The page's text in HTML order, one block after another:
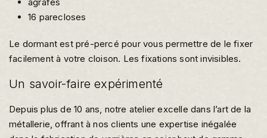
agrafes
16 parecloses
Le dormant est pré-percé pour vous permettre de le fixer
facilement à votre cloison. Les fixations sont invisibles.
Un savoir-faire expérimenté
Depuis plus de 10 ans, notre atelier excelle dans l’art de la
métallerie, offrant à nos clients une expertise inégalée